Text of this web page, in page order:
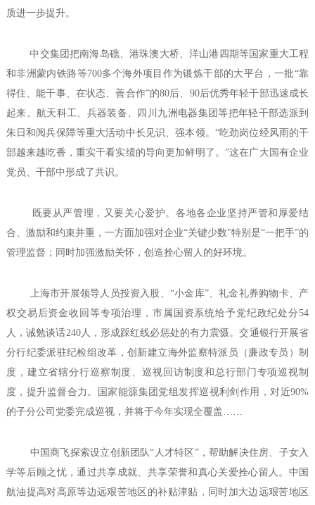
质进一步提升。
中交集团把南海岛礁、港珠澳大桥、洋山港四期等国家重大工程
和非洲蒙内铁路等700多个海外项目作为锻炼干部的大平台，一批“靠
得住、能干事、在状态、善合作”的80后、90后优秀年轻干部迅速成长
起来。航天科工、兵器装备、四川九洲电器集团等把年轻干部选派到
朱日和阅兵保障等重大活动中长见识、强本领。“吃劲岗位经风雨的干
部越来越吃香，重实干看实绩的导向更加鲜明了。”这在广大国有企业
党员、干部中形成了共识。
既要从严管理，又要关心爱护。各地各企业坚持严管和厚爱结
合、激励和约束并重，一方面加强对企业“关键少数”特别是“一把手”的
管理监督；同时加强激励关怀，创造拴心留人的好环境。
上海市开展领导人员投资入股、“小金库”、礼金礼券购物卡、产
权交易后资金收回等专项治理，市属国资系统给予党纪政纪处分54
人，诫勉谈话240人，形成踩红线必惩处的有力震慑。交通银行开展省
分行纪委派驻纪检组改革，创新建立海外监察特派员（廉政专员）制
度，建立省辖分行巡察制度、巡视回访制度和总行部门专项巡视制
度，提升监督合力。国家能源集团党组发挥巡视利剑作用，对近90%
的子分公司党委完成巡视，并将于今年实现全覆盖……
中国商飞探索设立创新团队“人才特区”，帮助解决住房、子女入
学等后顾之忧，通过共享成就、共享荣誉和真心关爱拴心留人。中国
航油提高对高原等边远艰苦地区的补贴津贴，同时加大边远艰苦地区